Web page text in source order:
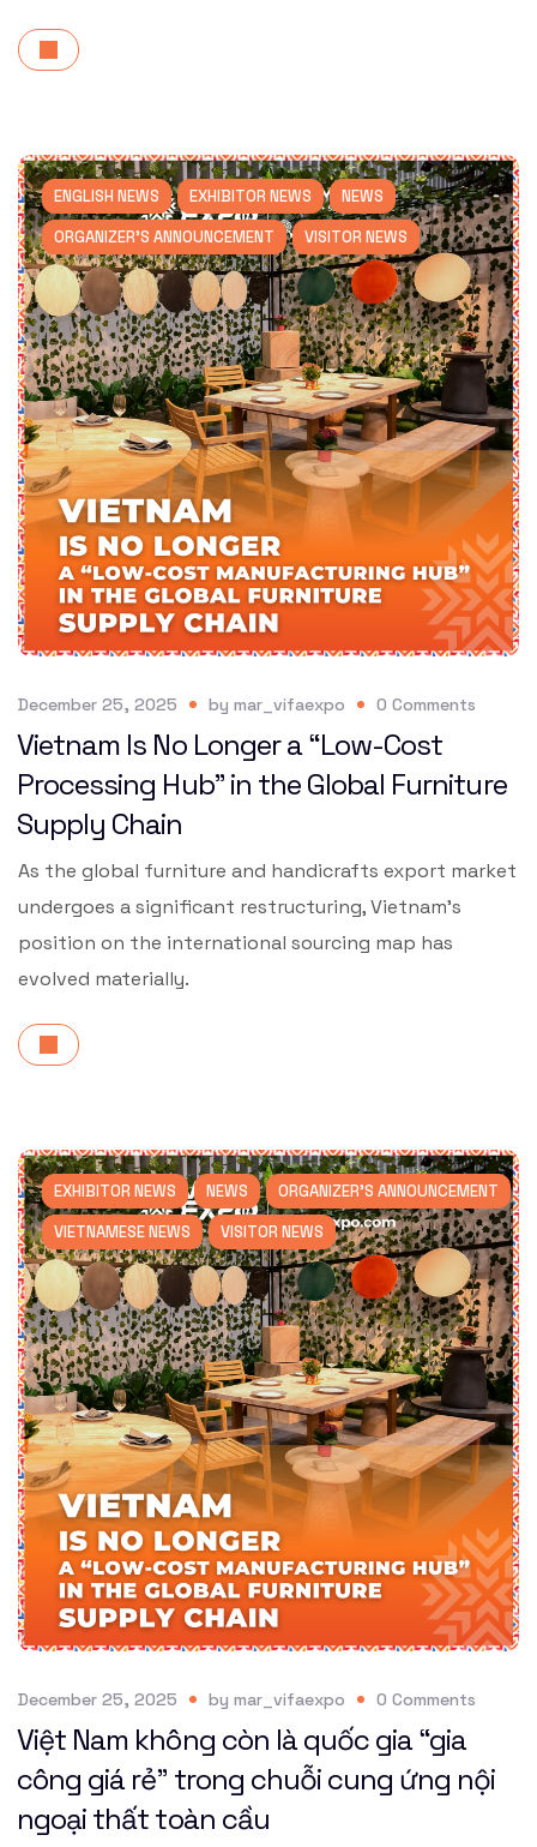
ENGLISH NEWS EXHIBITOR NEWS
NEWS
ORGANIZER'S ANNOUNCEMENT
VISITOR NEWS
December 25, 2025 by mar_vifaexpo 0 Comments
Vietnam Is No Longer a “Low-Cost
Processing Hub” in the Global Furniture
Supply Chain
As the global furniture and handicrafts export market
undergoes a significant restructuring, Vietnam’s
position on the international sourcing map has
evolved materially.
EXHIBITOR NEWS NEWS
ORGANIZER'S ANNOUNCEMENT
VIETNAMESE NEWS
VISITOR NEWS
December 25, 2025 by mar_vifaexpo 0 Comments
Việt Nam không còn là quốc gia “gia
công giá rẻ” trong chuỗi cung ứng nội
ngoại thất toàn cầu